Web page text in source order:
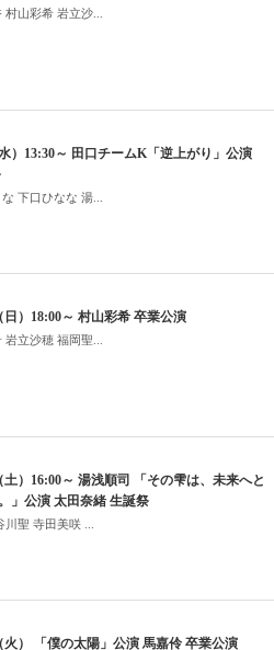
山彩希 岩立沙...
）13:30～ 田口チームK「逆上がり」公演
下口ひなな 湯...
日）18:00～ 村山彩希 卒業公演
立沙穂 福岡聖...
土）16:00～ 湯浅順司 「その雫は、未来へと
」公演 太田奈緒 生誕祭
聖 寺田美咲 ...
火） 「僕の太陽」公演 馬嘉伶 卒業公演